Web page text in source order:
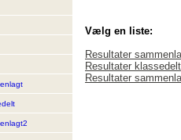
Vælg en liste:
Resultater
Resultater klassedelt
Resultater